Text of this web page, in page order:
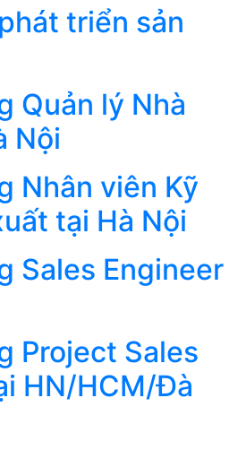
triển sản
Quản lý Nhà
Nội
Nhân viên Kỹ
tại Hà Nội
Sales Engineer
Project Sales
HN/HCM/Đà